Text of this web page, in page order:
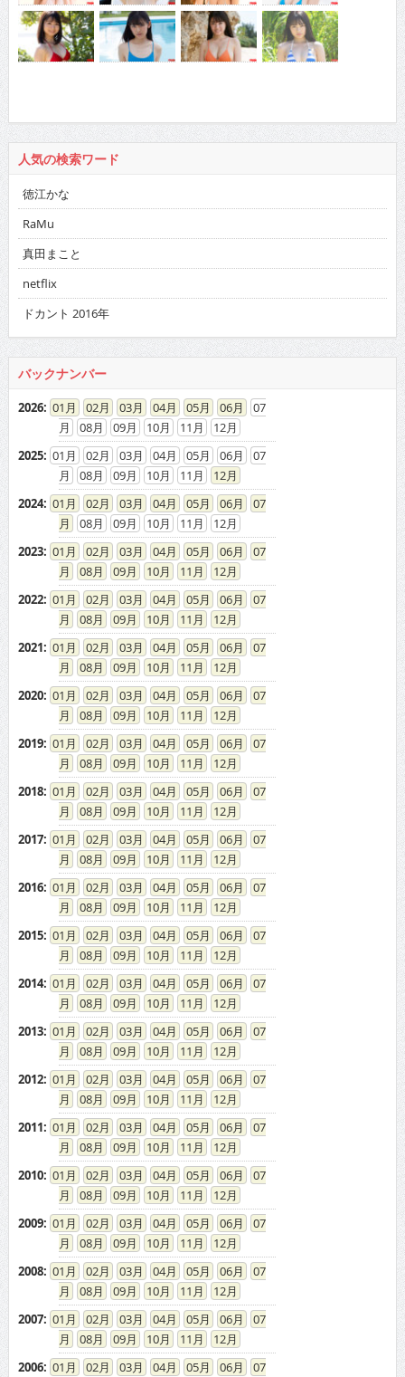
人気の検索ワード
徳江かな
RaMu
真田まこと
netflix
ドカント 2016年
バックナンバー
2026: 01 02 03 04 05 06
07
08
09 10 11
12
2025: 01 02 03 04 05 06
07
08
09 10 11
12
2024: 01 02 03 04 05 06
07
08
09 10 11
12
2023: 01 02 03 04 05 06
07
08
09 10 11
12
2022: 01 02 03 04 05 06
07
08
09 10 11
12
2021: 01 02 03 04 05 06
07
08
09 10 11
12
2020: 01 02 03 04 05 06
07
08
09 10 11
12
2019: 01 02 03 04 05 06
07
08
09 10 11
12
2018: 01 02 03 04 05 06
07
08
09 10 11
12
2017: 01 02 03 04 05 06
07
08
09 10 11
12
2016: 01 02 03 04 05 06
07
08
09 10 11
12
2015: 01 02 03 04 05 06
07
08
09 10 11
12
2014: 01 02 03 04 05 06
07
08
09 10 11
12
2013: 01 02 03 04 05 06
07
08
09 10 11
12
2012: 01 02 03 04 05 06
07
08
09 10 11
12
2011: 01 02 03 04 05 06
07
08
09 10 11
12
2010: 01 02 03 04 05 06
07
08
09 10 11
12
2009: 01 02 03 04 05 06
07
08
09 10 11
12
2008: 01 02 03 04 05 06
07
08
09 10 11
12
2007: 01 02 03 04 05 06
07
08
09 10 11
12
2006: 01 02 03 04 05 06
07